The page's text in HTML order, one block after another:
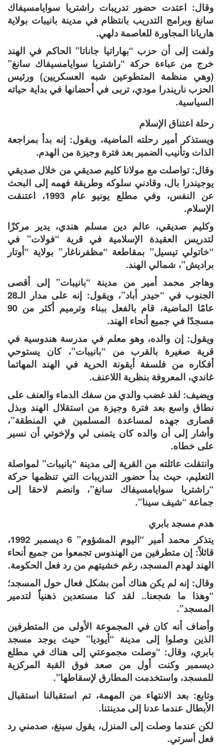
وقال: اعتدت حضور تدريبات راشتريا سوايامسيفاك
سانغ وبرامج التدريب بانتظام في مدينة بانيبات بولاية
هاريانا المجاورة للعاصمة دلهي.
ولفت إلى أن حزب “بهاراتيا جاناتا” الحاكم في الهند
خرج من عباءة حركة “راشتريا سوايامسيفاك سانغ”
(وهي منظمة المتطوعين شبه العسكريين) ورئيس
الحزب ناريندرا مودي، تربى في أحضانها في بداية حياته
السياسية.
رحلة اعتناق الإسلام
ويستذكر أمير رحلته الماضية، ويقول: إنه بدأ بمراجعة
الذات وتأنيب الضمير بعد فترة وجيزة من الهدم.
وقال: تواصلت مع مولانا كليم صديقي من خلال صديقي
يوجيندرا بال، وقادني سلوكه وطريقة فهمه إلى البحث
عن النفس، وفي مطلع يونيو عام 1993، اعتنقت
الإسلام.
وكليم صديقي، عالم دين مسلم هندي، يدير مركزًا
لتدريس العقيدة الإسلامية في قرية “فولات” في
“خاتولي تيسيل” بمقاطعة “مظفرناغار” بولاية “أوتار
براديش”، شمالي الهند.
وهاجر محمد أمير من مدينة “بانيبات” إلى أقصى
الجنوب في “حيدر أباد”، ويقول: إنه على مدار الـ28
عامًا الماضية، قام بالفعل ببناء وترميم أكثر من 90
مسجدًا في جميع أنحاء الهند.
ويقول: إن والده، وهو معلم في مدرسة هندوسية في
قرية صغيرة بالقرب من “بانيبات”، كان يستوحي
أفكاره من فلسفة أيقونة الحرية في الهند المهاتما
غاندي، المعروفة بنظرية اللاعنف.
ويضيف: لقد غضب والدي من سفك الدماء والعنف على
نطاق واسع بعد فترة وجيزة من استقلال الهند وبذل
قصارى جهده لمساعدة المسلمين في المنطقة”،
وأشار إلى أن والده كان يتمنى لي ولإخوتي أن نسير
على خطاه.
وانتقلت عائلته من القرية إلى مدينة “بانيبات” لمواصلة
التعليم، حيث بدأ حضور التدريبات التي تنظمها حركة
“راشتريا سوايامسيفاك سانغ”، وانضم لاحقا إلى
جماعة “شيف سينا”.
هدم مسجد بابري
يتذكر محمد أمير “اليوم المشؤوم” 6 ديسمبر 1992،
قائلاً: إن متطرفين من الهندوس تجمعوا من جميع أنحاء
الهند لهدم المسجد، رغم خشيتهم من رد فعل الحكومة.
وقال: إنه لم يكن هناك أمن بشكل فعال حول المسجد؛
“وهذا ما شجعنا.. لقد كنا مستعدين ذهنياً لتدمير
المسجد”.
وأضاف أنه كان في المجموعة الأولى من المتطرفين
الذين وصلوا إلى مدينة “أيوديا” حيث يوجد مسجد
بابري، وقال: “وصلت مجموعتي إلى هناك في مطلع
ديسمبر وكنت أول من صعد فوق القبة المركزية
للمسجد، واستخدمت المطارق لإسقاطها”.
وتابع: بعد الانتهاء من المهمة، تم استقبالنا استقبال
الأبطال عندما عدنا إلى مدينتنا.
لكن عندما وصلت إلى المنزل، يقول سينغ، صدمني رد
فعل أسرتي.